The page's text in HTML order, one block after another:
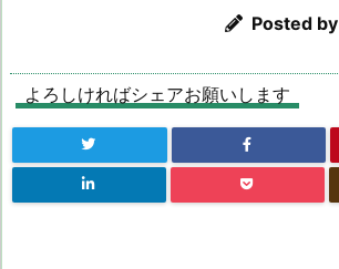
Posted by
よろしければシェアお願いします